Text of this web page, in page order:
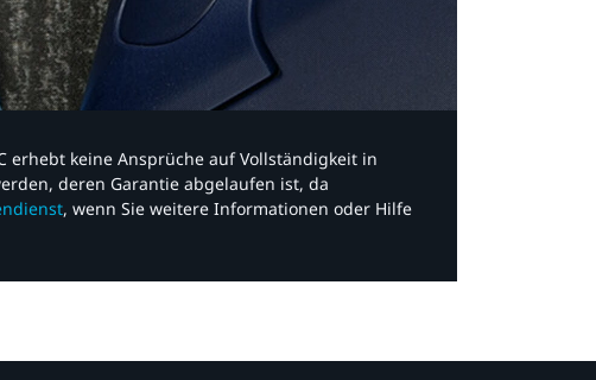
erhebt keine Ansprüche auf Vollständigkeit in
deren Garantie abgelaufen ist, da
, wenn Sie weitere Informationen oder Hilfe